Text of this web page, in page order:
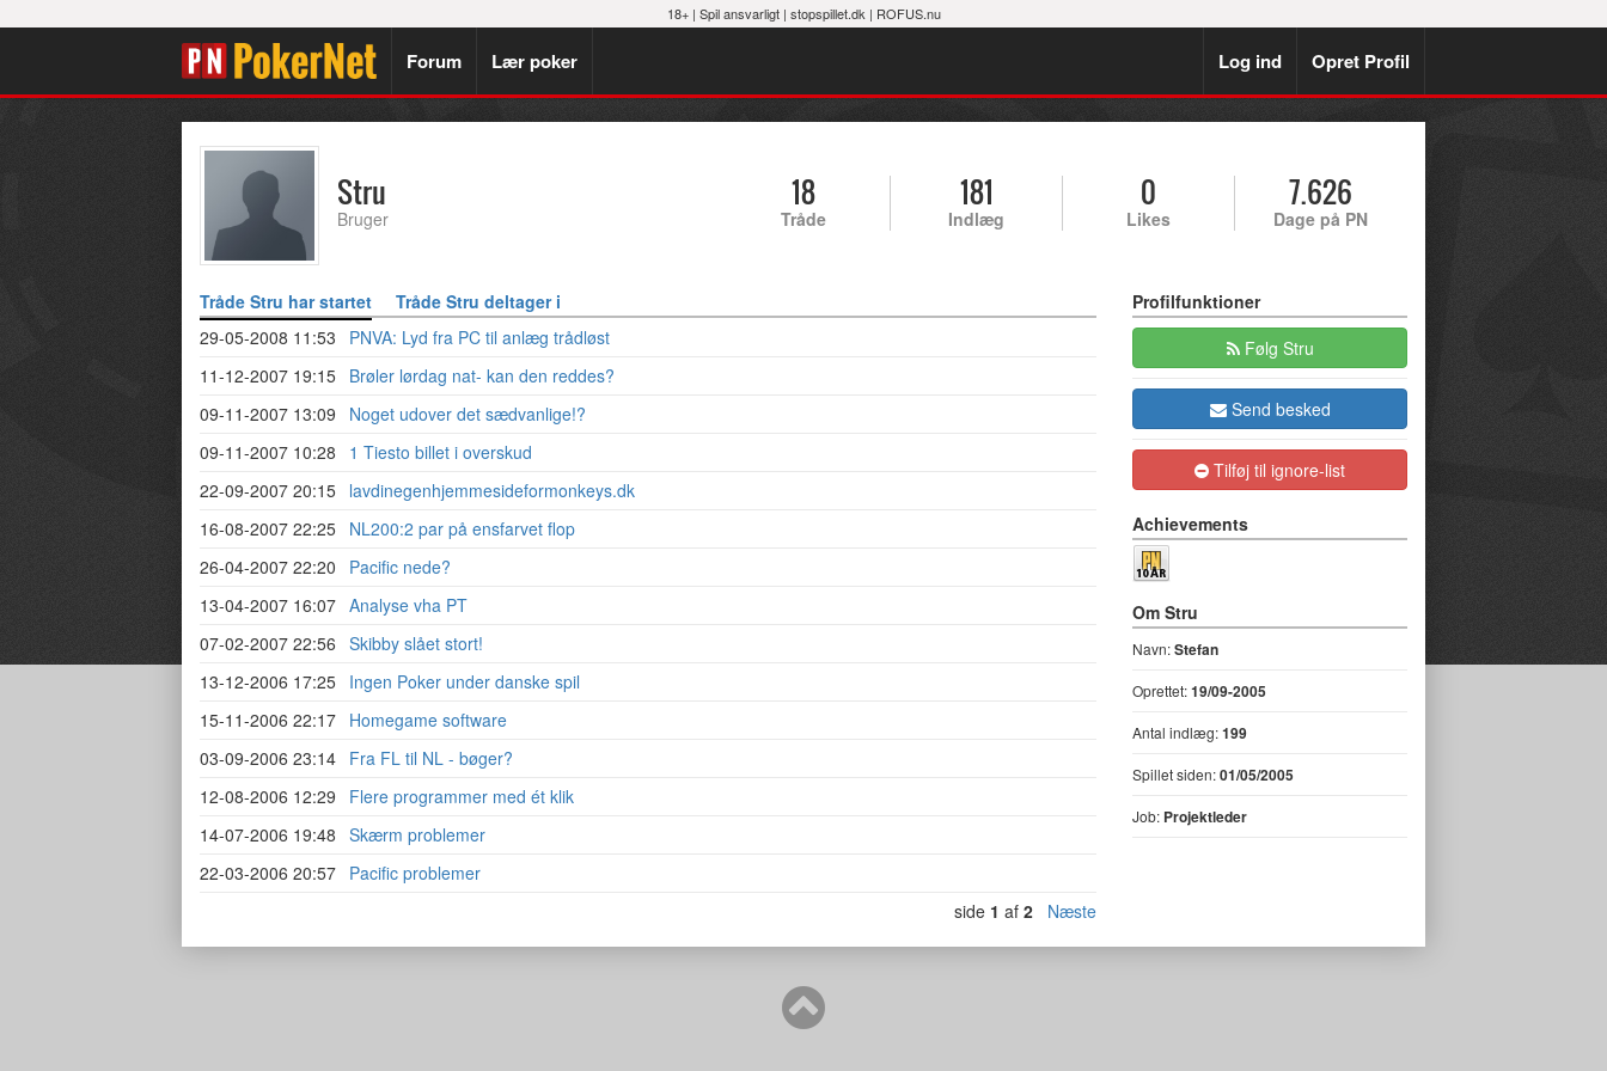
18+ | Spil ansvarligt| stopspillet.dk | ROFUS.nu
Forum Lær poker Log ind Opret Profil
Stru
Bruger
18
Tråde
181
Indlæg
0
Likes
7.626
Dage på PN
Tråde Stru har startet
Tråde Stru deltager i
29-05-2008 11:53
PNVA: Lyd fra PC til anlæg trådløst
11-12-2007 19:15 Brøler lørdag nat- kan den reddes?
09-11-2007 13:09
Noget udover det sædvanlige!?
09-11-2007 10:28
1 Tiesto billet i overskud
22-09-2007 20:15 lavdinegenhjemmesideformonkeys.dk
16-08-2007 22:25 NL200:2 par på ensfarvet flop
26-04-2007 22:20
Pacific nede?
13-04-2007 16:07 Analyse vha PT
07-02-2007 22:56 Skibby slået stort!
13-12-2006 17:25 Ingen Poker under danske spil
15-11-2006 22:17 Homegame software
03-09-2006 23:14 Fra FL til NL - bøger?
12-08-2006 12:29
Flere programmer med ét klik
14-07-2006 19:48 Skærm problemer
22-03-2006 20:57 Pacific problemer
side 1 af 2 Næste
Profilfunktioner
Følg Stru
Send besked
Tilføj til ignore-list
Achievements
Om Stru
Navn:Stefan
Oprettet:19/09-2005
Antal indlæg:199
Spillet siden:01/05/2005
Job: Projektleder